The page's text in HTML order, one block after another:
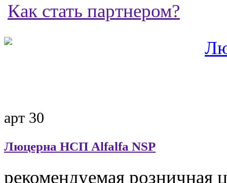
Как стать партнером?
арт 30
Люцерна НСП Alfalfa NSP
рекомендуемая розничная